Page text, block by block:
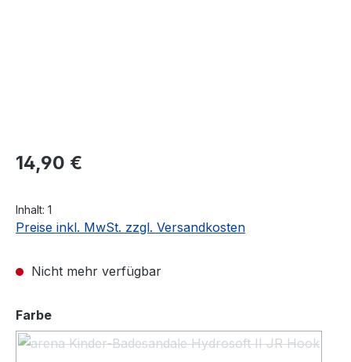
Regulärer Preis:
14,90 €
Inhalt: 1
Preise inkl. MwSt. zzgl. Versandkosten
Nicht mehr verfügbar
Farbeauswählen